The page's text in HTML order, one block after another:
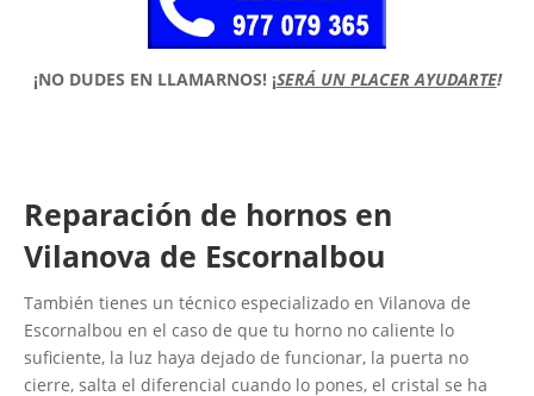
¡NO DUDES EN LLAMARNOS! ¡SERÁ UN PLACER AYUDARTE!
Reparación de hornos en
Vilanova de Escornalbou
También tienes un técnico especializado en Vilanova de
Escornalbou en el caso de que tu horno no caliente lo
suficiente, la luz haya dejado de funcionar, la puerta no
cierre, salta el diferencial cuando lo pones, el cristal se ha